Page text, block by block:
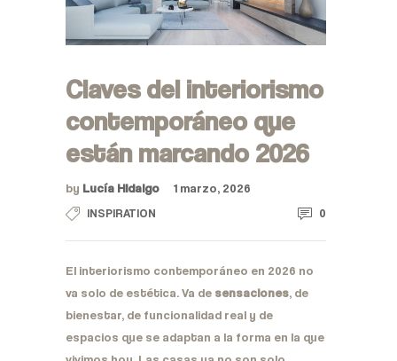
Claves del interiorismo
contemporáneo que
están marcando 2026
by Lucía Hidalgo 1 marzo, 2026
INSPIRATION 0
El interiorismo contemporáneo en 2026 no
va solo de estética. Va de sensaciones, de
bienestar, de funcionalidad real y de
espacios que se adaptan a la forma en la que